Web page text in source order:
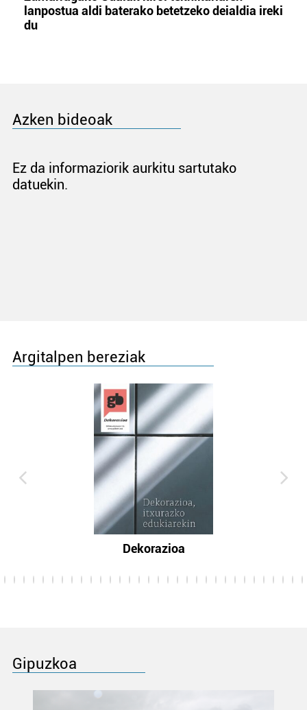
lanpostua aldi baterako betetzeko deialdia ireki
du
Azken bideoak
Ez da informaziorik aurkitu sartutako
datuekin.
Argitalpen bereziak
Dekorazioa
Gipuzkoa